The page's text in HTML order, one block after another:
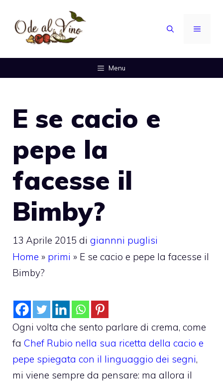
contenuto
MENU
Menu
E se cacio e
pepe la
facesse il
Bimby?
13 Aprile 2015 di giannni puglisi
Home » primi » E se cacio e pepe la facesse il
Bimby?
Ogni volta che sento parlare di crema, come
fa Chef Rubio nella sua ricetta della cacio e
pepe spiegata con il linguaggio dei segni,
mi viene sempre da pensare: ma allora il